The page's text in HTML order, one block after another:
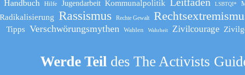
Handbuch Hilfe Jugendarbeit Kommunalpolitik Leitfaden LSBTQI*
Radikalisierung Rassismus Rechte Gewalt
Tipps Verschwörungsmythen Wahlen Wahrheit Zivilcourage
Werde Teil des The Activists